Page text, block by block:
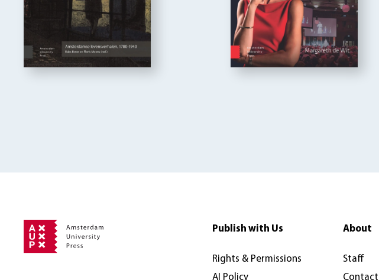
Publish with Us
Rights & Permissions
AI Policy
About
Staff
Contact